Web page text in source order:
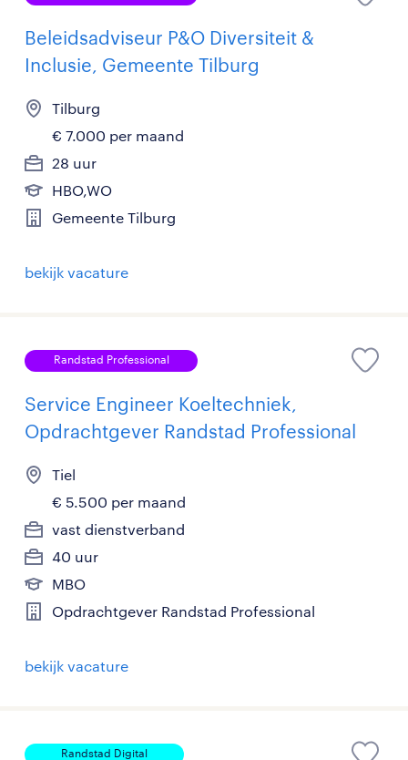
Beleidsadviseur P&O Diversiteit &
Inclusie, Gemeente Tilburg
Tilburg
€ 7.000 per maand
28 uur
HBO,WO
Gemeente Tilburg
bekijk vacature
Randstad Professional
Service Engineer Koeltechniek,
Opdrachtgever Randstad Professional
Tiel
€ 5.500 per maand
vast dienstverband
40 uur
MBO
Opdrachtgever Randstad Professional
bekijk vacature
Randstad Digital